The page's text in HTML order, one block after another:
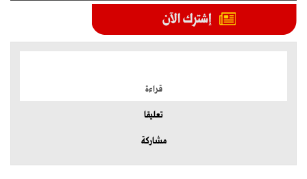
قراءة
تعليقا
مشاركة